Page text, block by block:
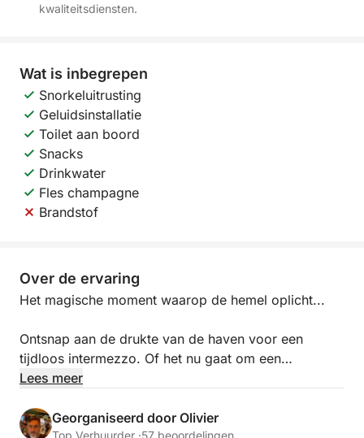
kwaliteitsdiensten.
Wat is inbegrepen
Snorkeluitrusting
Geluidsinstallatie
Toilet aan boord
Snacks
Drinkwater
Fles champagne
Brandstof
Over de ervaring
Het magische moment waarop de hemel oplicht...
Ontsnap aan de drukte van de haven voor een
tijdloos intermezzo. Of het nu gaat om een
huwelijksaanzoek, een jubileum of gewoon om
naar de mooiste plekjes van de Franse Rivièra.
Lees meer
Georganiseerd door Olivier
Top Verhuurder ·57 beoordelingen